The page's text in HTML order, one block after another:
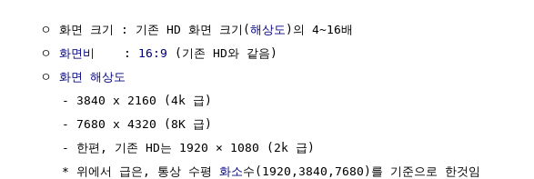
  ㅇ 화면 크기 : 기존 HD 화면 크기(
해상도 )의 4~16배
  ㅇ
화면비
    :
16:9 (기존 HD와 같음)
  ㅇ
화면 해상도
     - 3840 x 2160 (4k 급)
     - 7680 x 4320 (8K 급)
     - 한편, 기존 HD는 1920 × 1080 (2k 급)
     * 위에서 급은, 통상 수평
화소수(1920,3840,7680)를 기준으로 한것임